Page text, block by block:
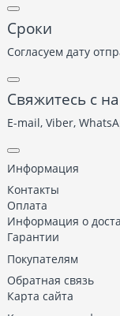
Сроки
Согласуем дату
Свяжитесь с
E-mail, Viber,
Информация
Контакты
Оплата
Информация о
Гарантии
Покупателям
Обратная связь
Карта сайта